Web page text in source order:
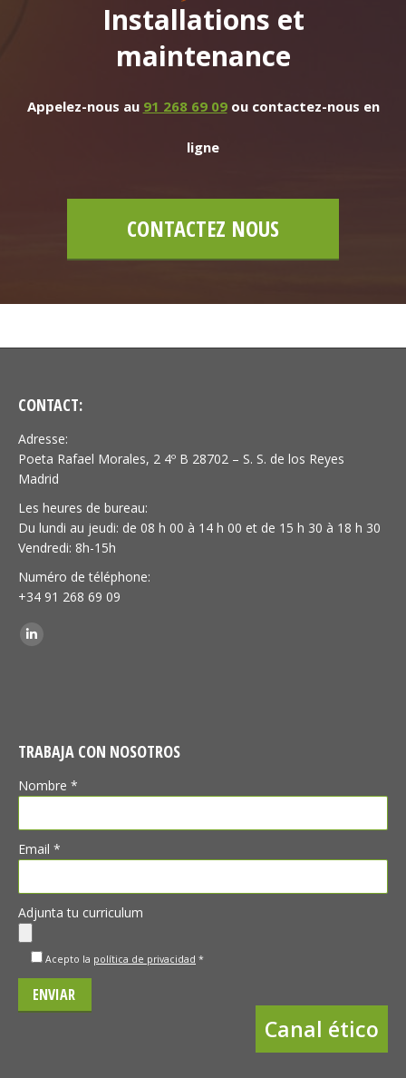
Installations et
maintenance
Appelez-nous au 91 268 69 09ou contactez-nous en
ligne
CONTACTEZ NOUS
CONTACT:
Adresse:
Poeta Rafael Morales, 2 4º B 28702 – S. S. de los Reyes
Madrid
Les heures de bureau:
Du lundi au jeudi: de 08 h 00 à 14 h 00 et de 15 h 30 à 18 h 30
Vendredi: 8h-15h
Numéro de téléphone:
+34 91 268 69 09
Trouvez nous sur :
LinkedIn
TRABAJA CON NOSOTROS
Nombre *
Email *
Adjunta tu curriculum
Acepto la política de privacidad *
Canal ético